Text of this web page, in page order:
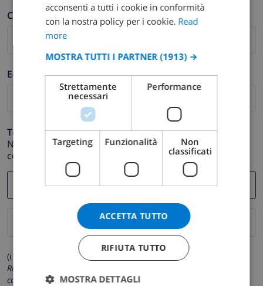
Cognome *
E-mail *
Telefono *
Nel caso in cui il tuo indirizzo email non funzioni
correttamente.
(i campi contrassegnati con * sono obbligatori)
Rispettiamo la tua privacy. I tuoi dati personali non saranno mai
condivisi con gli altri.
SPANISH
GERMAN
DANISH
NORWEGIAN
acconsenti a tutti i cookie in conformità
con la nostra policy per i cookie. Read
more
MOSTRA TUTTI I PARTNER (1913) →
Strettamente
necessari
Performance
Targeting Funzionalità
Non
classificati
ACCETTA TUTTO
RIFIUTA TUTTO
MOSTRA DETTAGLI